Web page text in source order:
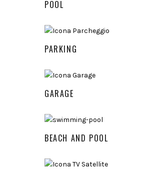
POOL
PARKING
GARAGE
BEACH AND POOL